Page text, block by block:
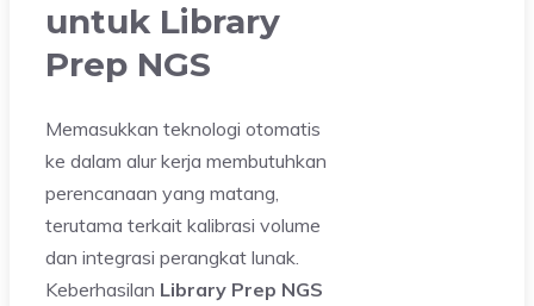
untuk Library
Prep NGS
Memasukkan teknologi otomatis
ke dalam alur kerja membutuhkan
perencanaan yang matang,
terutama terkait kalibrasi volume
dan integrasi perangkat lunak.
Keberhasilan Library Prep NGS